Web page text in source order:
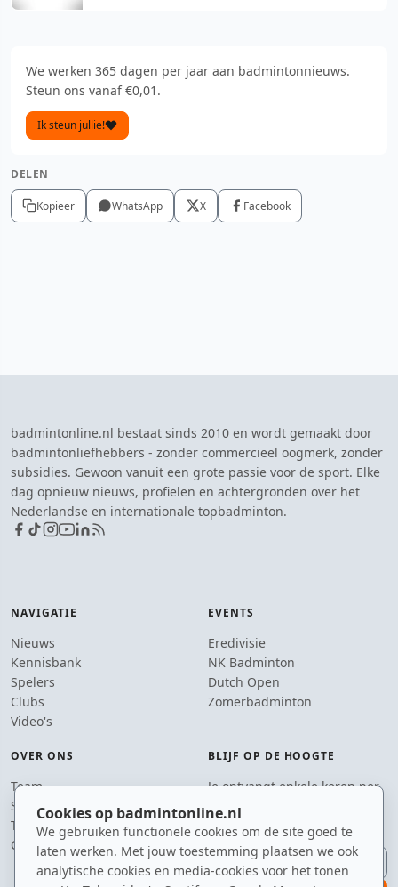
Cookies op badmintonline.nl
We gebruiken functionele cookies om de site goed te
laten werken. Met jouw toestemming plaatsen we ook
analytische cookies en media-cookies voor het tonen
We werken 365 dagen per jaar aan badmintonnieuws.
Steun ons vanaf €0,01.
Ik steun jullie!
DELEN
Kopieer WhatsApp X Facebook
badmintonline.nl bestaat sinds 2010 en wordt gemaakt door
badmintonliefhebbers - zonder commercieel oogmerk, zonder
subsidies. Gewoon vanuit een grote passie voor de sport. Elke
dag opnieuw nieuws, profielen en achtergronden over het
Nederlandse en internationale topbadminton.
NAVIGATIE
Nieuws
Kennisbank
Spelers
Clubs
Video's
EVENTS
Eredivisie
NK Badminton
Dutch Open
Zomerbadminton
OVER ONS
Team
Supporters
Tip de redactie
Contact
BLIJF OP DE HOOGTE
Je ontvangt enkele keren per
jaar een e-mail met het
laatste badmintonnieuws.
E-mailadres